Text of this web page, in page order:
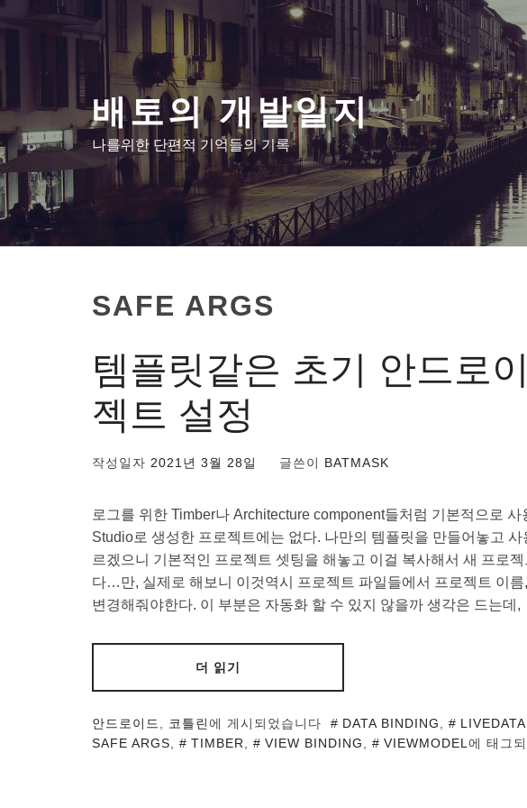
텐
뛰
기
배토의 개발일지
나를위한 단편적 기억들의 기록
SAFE ARGS
템플릿같은 초기 안드로
젝트 설정
작성일자 2021년 3월 28일 글쓴이 BATMASK
로그를 위한 Timber나 Architecture component들처럼 기본적으로
Studio로 생성한 프로젝트에는 없다. 나만의 템플릿을 만들어놓고 사
르겠으니 기본적인 프로젝트 셋팅을 해놓고 이걸 복사해서 새 프로
다…만, 실제로 해보니 이것역시 프로젝트 파일들에서 프로젝트 이
변경해줘야한다. 이 부분은 자동화 할 수 있지 않을까 생각은 드는데,
더 읽기
안드로이드 코틀린에 게시되었습니다 DATA BINDING LIVEDATA
SAFE ARGS
TIMBER VIEW BINDING VIEWMODEL 에 태그